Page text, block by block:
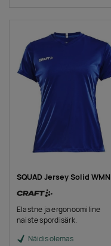
SQUAD Jersey Solid WMN
Elastne ja ergonoomiline
naiste spordisärk.
Näidis olemas